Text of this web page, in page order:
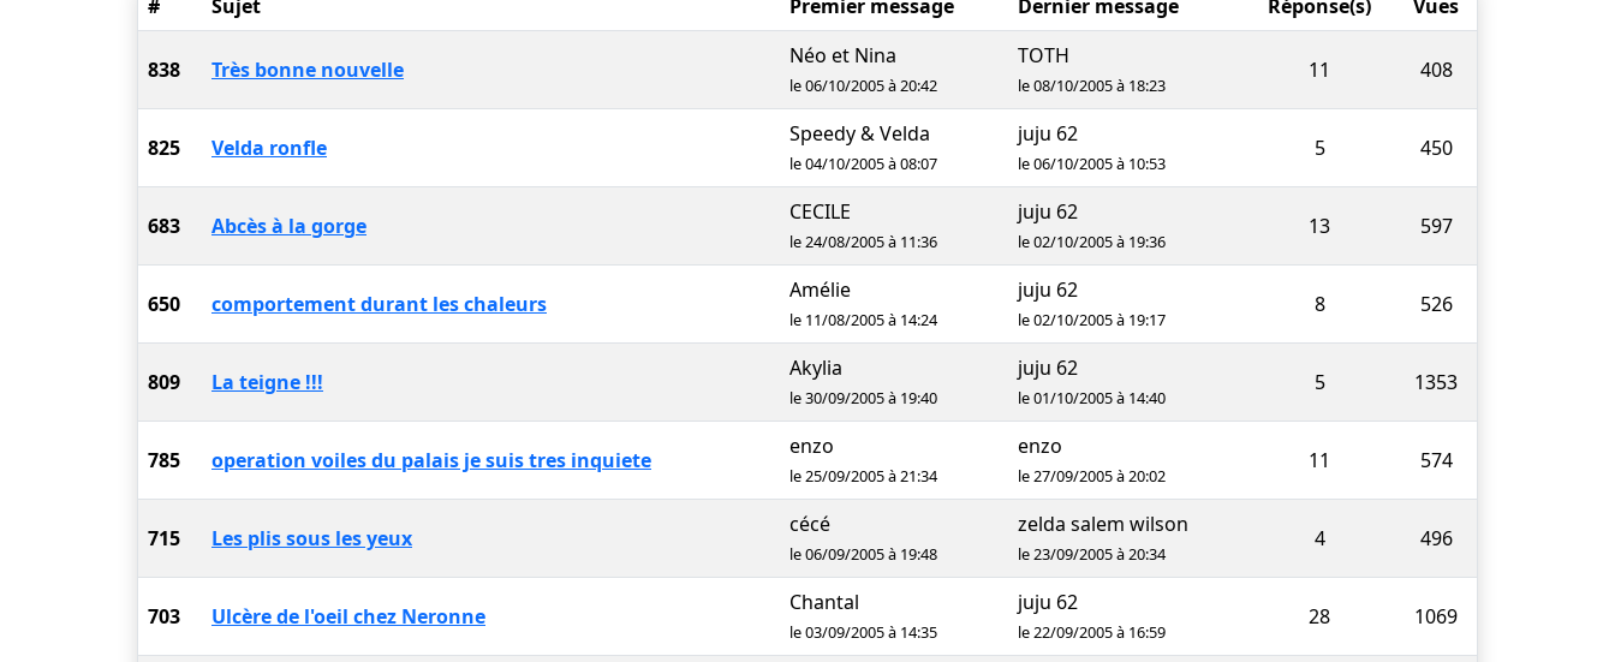
# Sujet Premier message Dernier message Réponse(s) Vues
838 Très bonne nouvelle
Néo et Nina
le 06/10/2005 à 20:42
TOTH
le 08/10/2005 à 18:23
11 408
825 Velda ronfle
Speedy & Velda
le 04/10/2005 à 08:07
juju 62
le 06/10/2005 à 10:53
5 450
683 Abcès à la gorge
CECILE
le 24/08/2005 à 11:36
juju 62
le 02/10/2005 à 19:36
13 597
650 comportement durant les chaleurs
Amélie
le 11/08/2005 à 14:24
juju 62
le 02/10/2005 à 19:17
8 526
809 La teigne !!!
Akylia
le 30/09/2005 à 19:40
juju 62
le 01/10/2005 à 14:40
5 1353
785 operation voiles du palais je suis tres inquiete
enzo
le 25/09/2005 à 21:34
enzo
le 27/09/2005 à 20:02
11 574
715 Les plis sous les yeux
cécé
le 06/09/2005 à 19:48
zelda salem wilson
le 23/09/2005 à 20:34
4 496
703 Ulcère de l'oeil chez Neronne
Chantal
le 03/09/2005 à 14:35
juju 62
le 22/09/2005 à 16:59
28 1069